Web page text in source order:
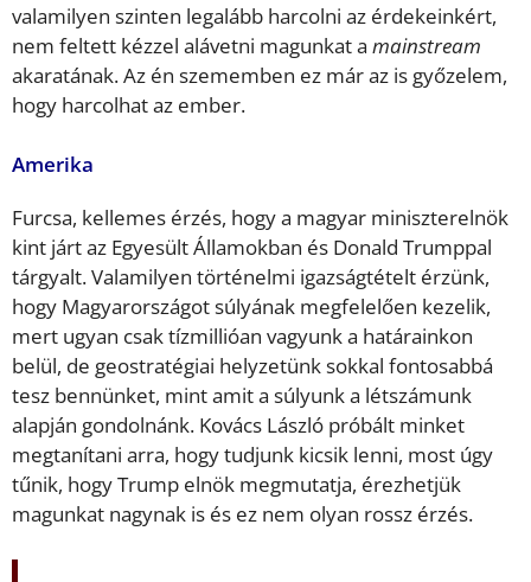
valamilyen szinten legalább harcolni az érdekeinkért,
nem feltett kézzel alávetni magunkat a mainstream
akaratának. Az én szememben ez már az is győzelem,
hogy harcolhat az ember.
Amerika
Furcsa, kellemes érzés, hogy a magyar miniszterelnök
kint járt az Egyesült Államokban és Donald Trumppal
tárgyalt. Valamilyen történelmi igazságtételt érzünk,
hogy Magyarországot súlyának megfelelően kezelik,
mert ugyan csak tízmillióan vagyunk a határainkon
belül, de geostratégiai helyzetünk sokkal fontosabbá
tesz bennünket, mint amit a súlyunk a létszámunk
alapján gondolnánk. Kovács László próbált minket
megtanítani arra, hogy tudjunk kicsik lenni, most úgy
tűnik, hogy Trump elnök megmutatja, érezhetjük
magunkat nagynak is és ez nem olyan rossz érzés.